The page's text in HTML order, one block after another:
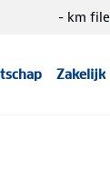
Zakelijk
- km file